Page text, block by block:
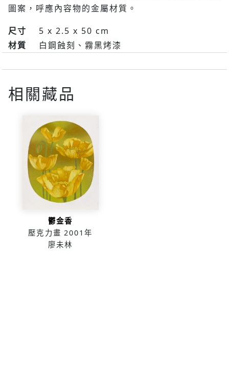
圖案，呼應內容物的金屬材質。
尺寸
5 x 2.5 x 50 cm
材質
白鋼蝕刻、霧黑烤漆
相關藏品
鬱金香
壓克力畫 2001年
廖未林